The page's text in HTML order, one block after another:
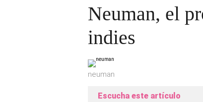
Neuman, el
indies
neuman
Escucha este artículo